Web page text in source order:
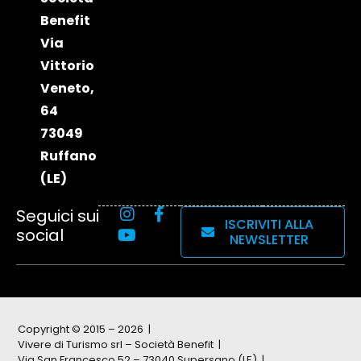
Benefit
Via
Vittorio
Veneto,
64
73049
Ruffano
(LE)
Seguici sui
social
ISCRIVITI ALLA
NEWSLETTER
Copyright © 2015 – 2026
Vivere di Turismo srl – Società Benefit